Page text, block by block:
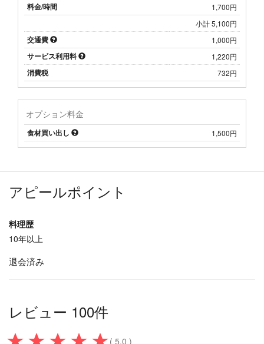
料金/時間
1,700円
小計 5,100円
交通費 1,000円
サービス利用料 1,220円
消費税 732円
オプション料金
食材買い出し 1,500円
アピールポイント
料理歴
10年以上
退会済み
レビュー 100件
( 5.0 )